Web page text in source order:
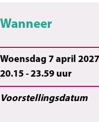
Wanneer
Woensdag 7 april 2027
20.15 - 23.59 uur
Voorstellingsdatum